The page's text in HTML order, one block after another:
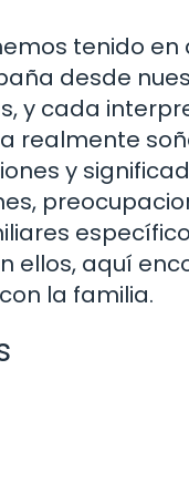
tenido en
desde
y cada
realmente
y
ellos, aquí
la familia.